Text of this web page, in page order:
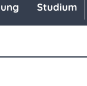
Studium